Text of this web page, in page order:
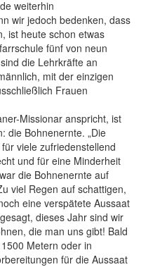
weiterhin
wir jedoch bedenken, dass
ist heute schon etwas
fünf von neun
die Lehrkräfte an
mit der einzigen
Frauen
Missionar anspricht, ist
die Bohnenernte. „Die
viele zufriedenstellend
und für eine Minderheit
die Bohnenernte auf
viel Regen auf schattigen,
eine verspätete Aussaat
dieses Jahr sind wir
die man uns gibt! Bald
Metern oder in
für die Aussaat